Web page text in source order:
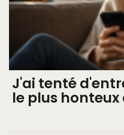
J'ai tenté
le plus